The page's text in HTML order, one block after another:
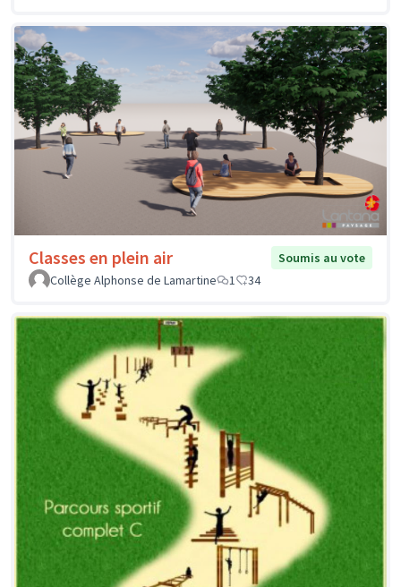
Classes en plein air
Soumis au vote
Collège Alphonse de Lamartine
1 34